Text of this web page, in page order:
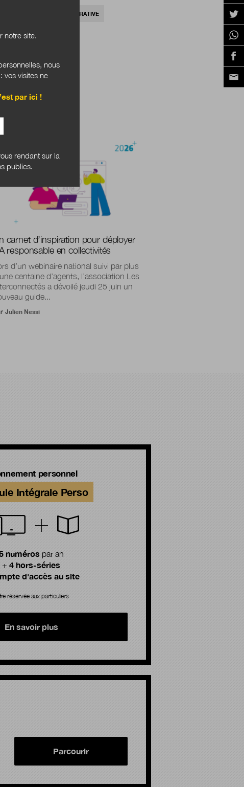
DÉMOCRATIE DÉLIBÉRATIVE
carnet d’inspiration pour déployer
responsable en collectivités
d’un webinaire national suivi par plus
centaine d’agents, l’association Les
a dévoilé jeudi 25 juin un
guide...
Julien Nessi
personnel
Intégrale Perso
numéros par an
+ 4 hors-séries
d'accès au site
réservée aux particuliers
En savoir plus
Parcourir
notre site.
nous
vos visites ne
par ici !
rendant sur la
publics.